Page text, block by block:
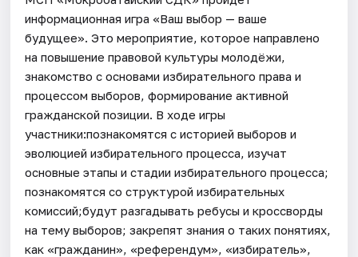
информационная игра «Ваш выбор — ваше
будущее». Это мероприятие, которое направлено
на повышение правовой культуры молодёжи,
знакомство с основами избирательного права и
процессом выборов, формирование активной
гражданской позиции. В ходе игры
участники:познакомятся с историей выборов и
эволюцией избирательного процесса, изучат
основные этапы и стадии избирательного процесса;
познакомятся со структурой избирательных
комиссий;будут разгадывать ребусы и кроссворды
на тему выборов; закрепят знания о таких понятиях,
как «гражданин», «референдум», «избиратель»,